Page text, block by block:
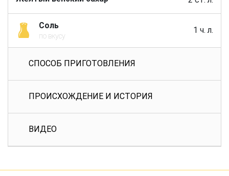
Соль
по вкусу
1 ч. л.
СПОСОБ ПРИГОТОВЛЕНИЯ
ПРОИСХОЖДЕНИЕ И ИСТОРИЯ
ВИДЕО